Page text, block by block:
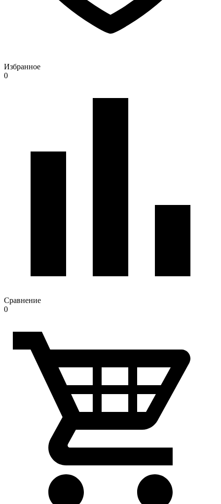
Избранное
0
Сравнение
0